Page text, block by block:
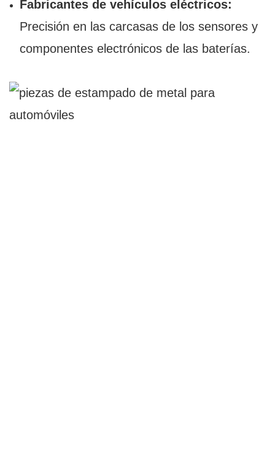
Fabricantes de vehículos eléctricos:
Precisión en las carcasas de los sensores y
componentes electrónicos de las baterías.